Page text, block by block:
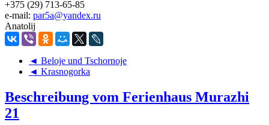
+375 (29) 713-65-85
e-mail: par5a@yandex.ru
Anatolij
◄ Beloje und Tschornoje
◄ Krasnogorka
Beschreibung vom Ferienhaus Murazhi
21